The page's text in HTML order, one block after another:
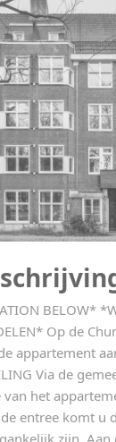
BELOW*
Op de
appartement
Via de
het
entree komt u
zijn.